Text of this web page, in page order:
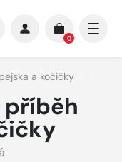
0
a kočičky
příběh